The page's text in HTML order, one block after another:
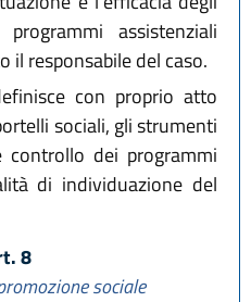
assistenziali
il responsabile del caso.
con proprio atto
sociali, gli strumenti
dei programmi
di individuazione del
8
sociale